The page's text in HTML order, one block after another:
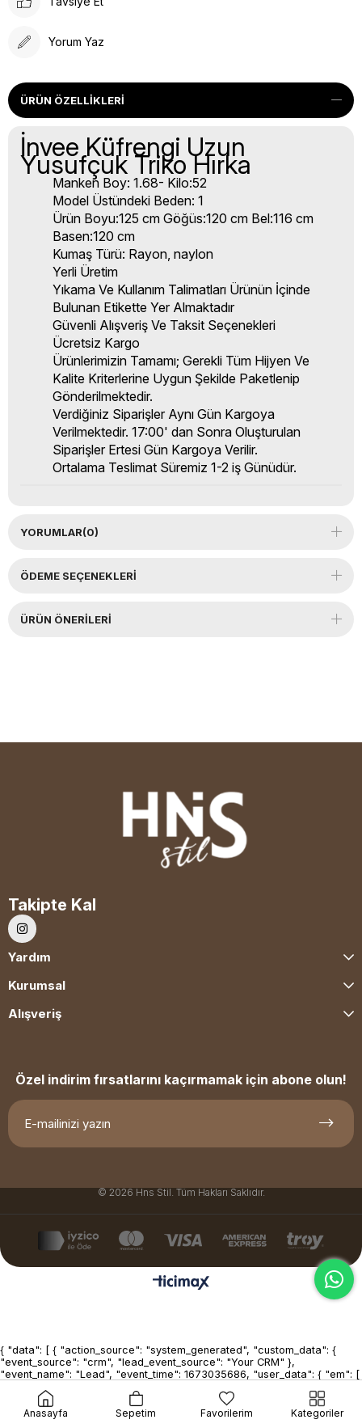
Yorum Yaz
ÜRÜN ÖZELLIKLERI
İnvee Küfrengi Uzun
Yusufçuk Triko Hırka
Manken Boy: 1.68- Kilo:52
Model Üstündeki Beden: 1
Ürün Boyu:125 cm Göğüs:120 cm Bel:116 cm
Basen:120 cm
Kumaş Türü: Rayon, naylon
Yerli Üretim
Yıkama Ve Kullanım Talimatları Ürünün İçinde
Bulunan Etikette Yer Almaktadır
Güvenli Alışveriş Ve Taksit Seçenekleri
Ücretsiz Kargo
Ürünlerimizin Tamamı; Gerekli Tüm Hijyen Ve
Kalite Kriterlerine Uygun Şekilde Paketlenip
Gönderilmektedir.
Verdiğiniz Siparişler Aynı Gün Kargoya
Verilmektedir. 17:00' dan Sonra Oluşturulan
Siparişler Ertesi Gün Kargoya Verilir.
Ortalama Teslimat Süremiz 1-2 iş Günüdür.
YORUMLAR(0)
ÖDEME SEÇENEKLERI
ÜRÜN ÖNERILERI
Takipte Kal
Yardım
Kurumsal
Alışveriş
Özel indirim fırsatlarını kaçırmamak için abone olun!
© 2026 Hns Stil. Tüm Hakları Saklıdır.
{ "data": [ { "action_source": "system_generated", "custom_data": {
"event_source": "crm", "lead_event_source": "Your CRM" },
"event_name": "Lead", "event_time": 1673035686, "user_data": { "em": [
], "lead_id": 1234567890123456, "ph": [
Anasayfa Sepetim Favorilerim Kategoriler